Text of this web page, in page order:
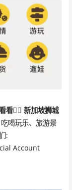
👇🏻 新加坡狮城
喝玩乐、旅游景
:
Account